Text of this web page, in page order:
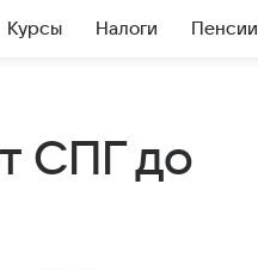
Курсы Налоги Пенсии
СПГ до